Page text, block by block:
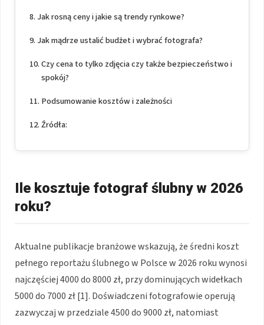
Jak rosną ceny i jakie są trendy rynkowe?
Jak mądrze ustalić budżet i wybrać fotografa?
Czy cena to tylko zdjęcia czy także bezpieczeństwo i
spokój?
Podsumowanie kosztów i zależności
Źródła:
Ile kosztuje fotograf ślubny w 2026
roku?
Aktualne publikacje branżowe wskazują, że średni koszt
pełnego reportażu ślubnego w Polsce w 2026 roku wynosi
najczęściej 4000 do 8000 zł, przy dominujących widełkach
5000 do 7000 zł [1]. Doświadczeni fotografowie operują
zazwyczaj w przedziale 4500 do 9000 zł, natomiast